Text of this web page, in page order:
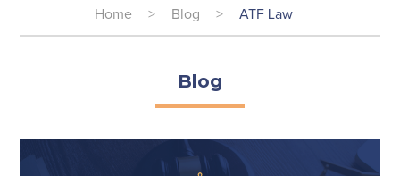
Home > Blog > ATF Law
Blog